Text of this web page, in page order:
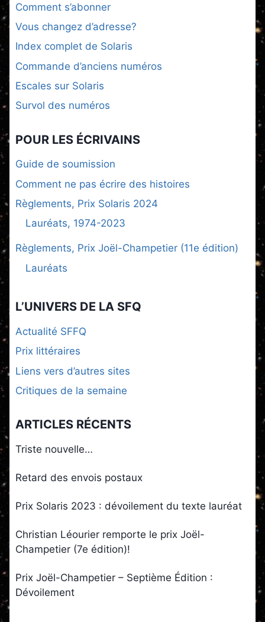
Comment s’abonner
Vous changez d’adresse?
Index complet de Solaris
Commande d’anciens numéros
Escales sur Solaris
Survol des numéros
POUR LES ÉCRIVAINS
Guide de soumission
Comment ne pas écrire des histoires
Règlements, Prix Solaris 2024
Lauréats, 1974-2023
Règlements, Prix Joël-Champetier (11e édition)
Lauréats
L’UNIVERS DE LA SFQ
Actualité SFFQ
Prix littéraires
Liens vers d’autres sites
Critiques de la semaine
ARTICLES RÉCENTS
Triste nouvelle…
Retard des envois postaux
Prix Solaris 2023 : dévoilement du texte lauréat
Christian Léourier remporte le prix Joël-
Champetier (7e édition)!
Prix Joël-Champetier – Septième Édition :
Dévoilement